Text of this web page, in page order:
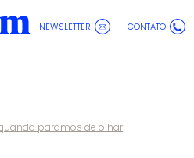
NEWSLETTER CONTATO
paramos de olhar